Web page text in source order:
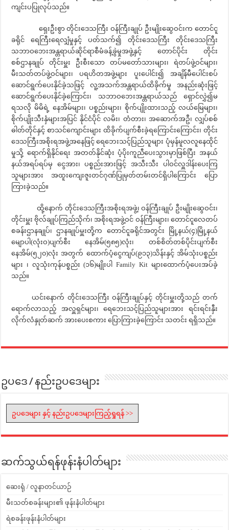
ကျင်းပပြုလုပ်သည်။
ရှေးဦးစွာ တိုင်းဒေသကြီး ဝန်ကြီးချုပ် ဦးမျိုးဆွေဝင်းက တောင်ငူ
ခရိုင် ရေကြီးရေလျှံမှုနှင့် ပတ်သက်၍ တိုင်းဒေသကြီး တိုင်းဒေသကြီး
သဘာဝဘေးအန္တရာယ်ဆိုင်ရာစီမံခန့်ခွဲမှုအဖွဲ့နှင့် တောင်ပိုင်း တိုင်း
စစ်ဌာနချုပ် တိုင်းမှူး ဦးစီးသော တပ်မတော်သားများ၊ ရဲတပ်ဖွဲ့ဝင်များ၊
မီးသတ်တပ်ဖွဲ့ဝင်များ၊ ပရဟိတအဖွဲ့များ ပူးပေါင်း၍ အချိန်မီပေါင်းစပ်
ဆောင်ရွက်ပေးနိုင်ခဲ့သဖြင့် လူ့အသက်အန္တရာယ်ထိခိုက်မှု အနည်းဆုံးဖြင့်
ဆောင်ရွက်ပေးနိုင်ခဲ့ကြောင်း၊ သဘာဝဘေးအန္တရာယ်သည် ရှောင်လွှဲ၍မ
ရသလို မိမိရဲ့ နေအိမ်များ၊ ပစ္စည်းများ၊ စိုက်ပျိုးထားသည့် လယ်မြေများ၊
စိုက်ပျိုးသီးနှံများအပြင် နိုင်ငံပိုင် လမိး၊ တံတား၊ အဆောက်အဦ၊ လျှပ်စစ်
ဓါတ်တိုင်နှင့် စာသင်ကျောင်းများ ထိခိုက်ပျက်စီးခဲ့ရကြောင်းကြောင်း၊ တိုင်း
ဒေသကြီးအစိုးရအဖွဲ့အနေဖြင့် ရေဘေးသင့်ပြည်သူများ ပုံမှန်မူလလူနေထိုင်
မှုသို့ ရောက်ရှိနိုင်ရေး အတတ်နိုင်ဆုံး ပံ့ပိုးကူညီပေးသွားမှာဖြစ်ပြီး အနယ်
နယ်အရပ်ရပ်မှ ငွေအား၊ ပစ္စည်းအားဖြင့် အသီးသီး ပါဝင်လှူဒါန်းပေးကြ
သူများအား အထူးကျေးဇူးတင်ဂုဏ်ပြုမှတ်တမ်းတင်ရှိပါကြောင်း ပြော
ကြားခဲ့သည်။
ထို့နောက် တိုင်းဒေသကြီးအစိုးရအဖွဲ့၊ ဝန်ကြီးချုပ် ဦးမျိုးဆွေဝင်း၊
တိုင်းမှူး ဗိုလ်ချုပ်ကြည်သိုက်၊ အစိုးရအဖွဲ့ဝင် ဝန်ကြီးများ၊ တောင်ငူလေတပ်
စခန်းဌာနချုပ်၊ ဌာနချုပ်မှူးတို့က တောင်ငူခရိုင်အတွင်း မြို့နယ်(၄)မြို့နယ်
မျောပါ(လုံးဝ)ပျက်စီး နေအိမ်(၅၈၅)လုံး၊ တစ်စိတ်တစ်ပိုင်းပျက်စီး
နေအိမ်(၅၂၀)လုံး အတွက် ထောက်ပံ့ငွေကျပ်(၉၁၃)သိန်းနှင့် အိမ်သုံးပစ္စည်း
များ ၊ လူသုံးကုန်ပစ္စည်း (၁၆)မျိုးပါ Family Kit များထောက်ပံ့ပေးအပ်ခဲ့
သည်။
ယင်းနောက် တိုင်းဒေသကြီး ဝန်ကြီးချုပ်နှင့် တိုင်းမှူးတို့သည် တက်
ရောက်လာသည့် အလှူရှင်များ၊ ရေဘေးသင့်ပြည်သူများအား ရင်းရင်းနှီး
လိုက်လံနှုတ်ဆက် အားပေးစကား ပြောကြားခဲ့ကြောင်း သတင်း ရရှိသည်။
ဥပဒေ / နည်းဥပဒေများ
ဥပဒေများ နှင့် နည်းဥပဒေများကြည့်ရှုရန် >>
ဆက်သွယ်ရန်ဖုန်းနံပါတ်များ
ဆေးရုံ / လူနာတင်ယာဉ်
မီးသတ်စခန်းများ၏ ဖုန်းနံပါတ်များ
ရဲစခန်းဖုန်းနံပါတ်များ